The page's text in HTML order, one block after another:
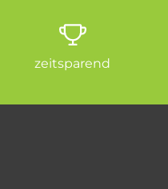
zeitsparend